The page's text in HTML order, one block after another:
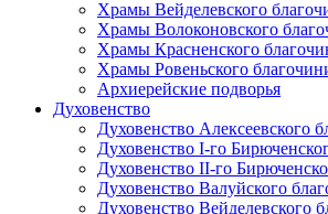
Храмы Вейделевского
Храмы Волоконовского
Храмы Красненского
Храмы Ровеньского
Архиерейские подворья
Духовенство
Духовенство Алексеевского
Духовенство I-го
Духовенство II-го
Духовенство Валуйского
Духовенство Вейделевского